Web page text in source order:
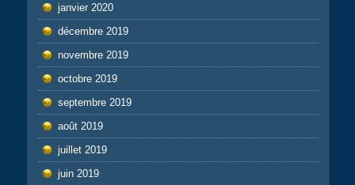
janvier 2020
décembre 2019
novembre 2019
octobre 2019
septembre 2019
août 2019
juillet 2019
juin 2019